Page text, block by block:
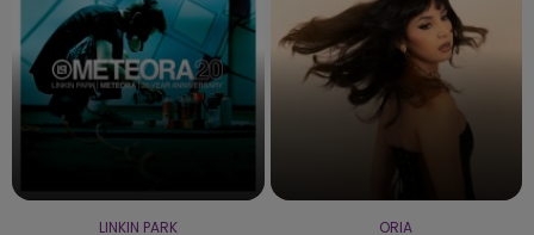
LINKIN PARK ORIA